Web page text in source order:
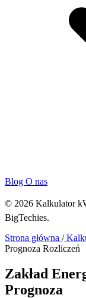
Blog O nas
© 2026 Kalkulator
BigTechies.
Strona główna /
Prognoza Rozliczeń
Zakład
Prognoza